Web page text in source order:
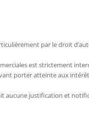
par le droit
est strictement
porter atteinte aux
aucune justification et